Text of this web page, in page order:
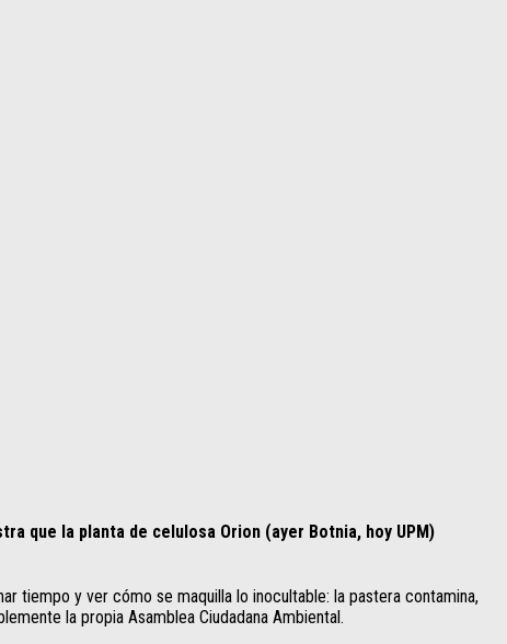
que la planta de celulosa Orion (ayer Botnia, hoy UPM)
tiempo y ver cómo se maquilla lo inocultable: la pastera contamina,
la propia Asamblea Ciudadana Ambiental.